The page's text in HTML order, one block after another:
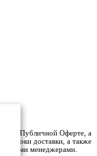
к Публичной Оферте, а
и сроки доставки, а также
нашими менеджерами.